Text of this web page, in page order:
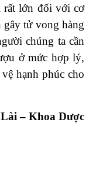
lớn đối với cơ
gây tử vong hàng
chúng ta cần
ở mức hợp lý,
hạnh phúc cho
– Khoa Dược